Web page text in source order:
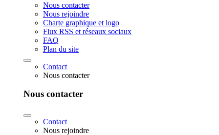
Nous contacter
Nous rejoindre
Charte graphique et logo
Flux RSS et réseaux sociaux
FAQ
Plan du site
Contact
Nous contacter
Nous contacter
Contact
Nous rejoindre